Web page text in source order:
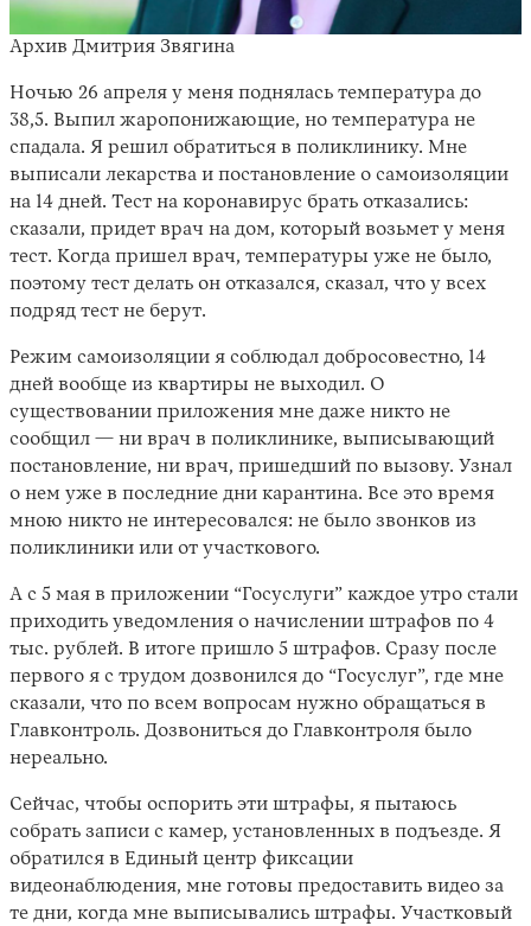
Архив Дмитрия Звягина
Ночью 26 апреля у меня поднялась температура до
38,5. Выпил жаропонижающие, но температура не
спадала. Я решил обратиться в поликлинику. Мне
выписали лекарства и постановление о самоизоляции
на 14 дней. Тест на коронавирус брать отказались:
сказали, придет врач на дом, который возьмет у меня
тест. Когда пришел врач, температуры уже не было,
поэтому тест делать он отказался, сказал, что у всех
подряд тест не берут.
Режим самоизоляции я соблюдал добросовестно, 14
дней вообще из квартиры не выходил. О
существовании приложения мне даже никто не
сообщил — ни врач в поликлинике, выписывающий
постановление, ни врач, пришедший по вызову. Узнал
о нем уже в последние дни карантина. Все это время
мною никто не интересовался: не было звонков из
поликлиники или от участкового.
А с 5 мая в приложении “Госуслуги” каждое утро стали
приходить уведомления о начислении штрафов по 4
тыс. рублей. В итоге пришло 5 штрафов. Сразу после
первого я с трудом дозвонился до “Госуслуг”, где мне
сказали, что по всем вопросам нужно обращаться в
Главконтроль. Дозвониться до Главконтроля было
нереально.
Сейчас, чтобы оспорить эти штрафы, я пытаюсь
собрать записи с камер, установленных в подъезде. Я
обратился в Единый центр фиксации
видеонаблюдения, мне готовы предоставить видео за
те дни, когда мне выписывались штрафы. Участковый